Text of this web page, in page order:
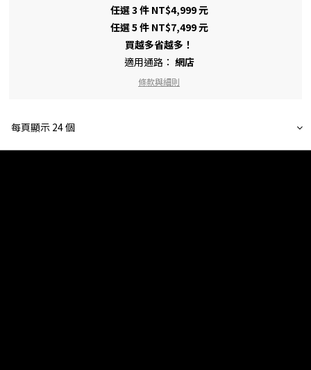
任選 3 件 NT$4,999 元
任選 5 件 NT$7,499 元
買越多省越多！
適用通路： 網店
條款與細則
每頁顯示 24 個